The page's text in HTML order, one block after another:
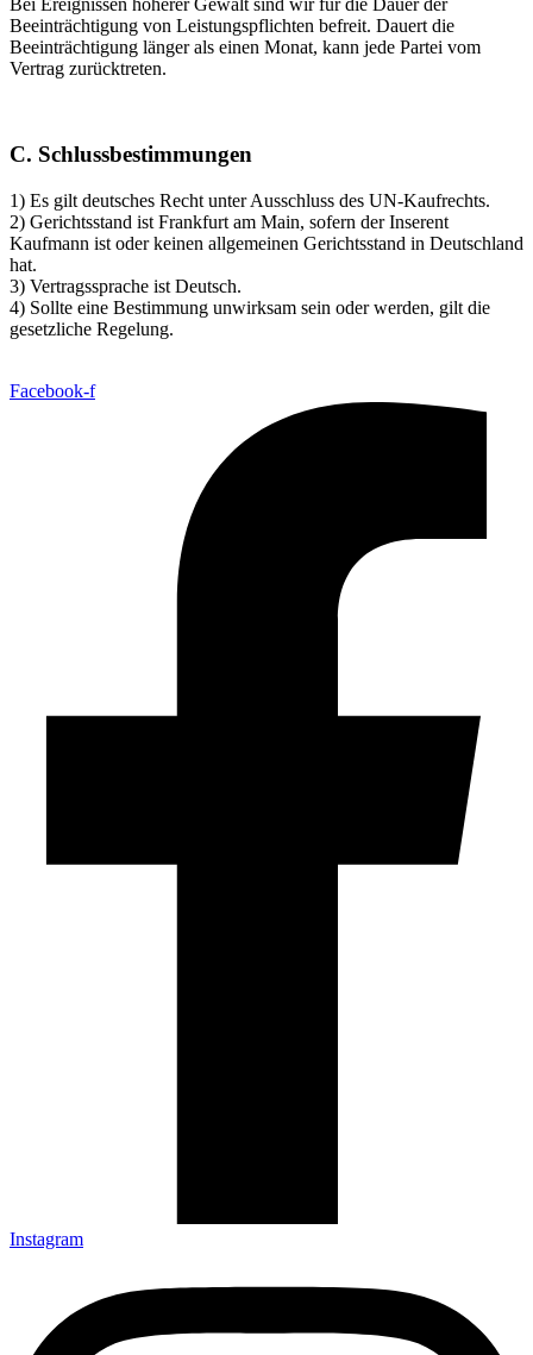
Beeinträchtigung von Leistungspflichten befreit. Dauert die
Beeinträchtigung länger als einen Monat, kann jede Partei vom
Vertrag zurücktreten.
C. Schlussbestimmungen
1) Es gilt deutsches Recht unter Ausschluss des UN-Kaufrechts.
2) Gerichtsstand ist Frankfurt am Main, sofern der Inserent
Kaufmann ist oder keinen allgemeinen Gerichtsstand in Deutschland
hat.
3) Vertragssprache ist Deutsch.
4) Sollte eine Bestimmung unwirksam sein oder werden, gilt die
gesetzliche Regelung.
Facebook-f
Instagram